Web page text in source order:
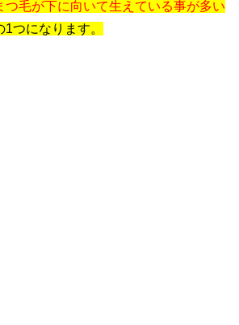
つ毛が下に向いて生えている事が多い
つになります。